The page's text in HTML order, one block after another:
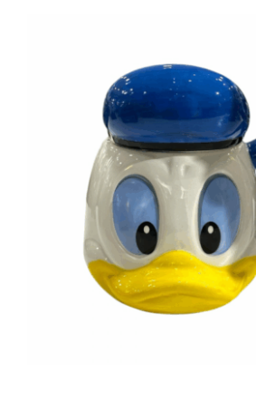
Προσωπική Φροντίδα